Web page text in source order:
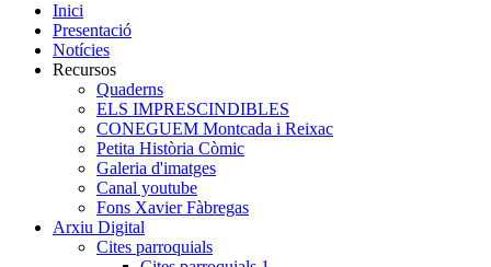
Inici
Presentació
Notícies
Recursos
Quaderns
ELS IMPRESCINDIBLES
CONEGUEM Montcada i Reixac
Petita Història Còmic
Galeria d'imatges
Canal youtube
Fons Xavier Fàbregas
Arxiu Digital
Cites parroquials